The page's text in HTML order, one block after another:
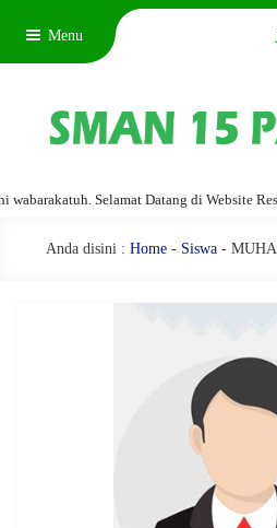
Menu
Selamat Datang di Website Resmi
Anda disini : Home - Siswa -